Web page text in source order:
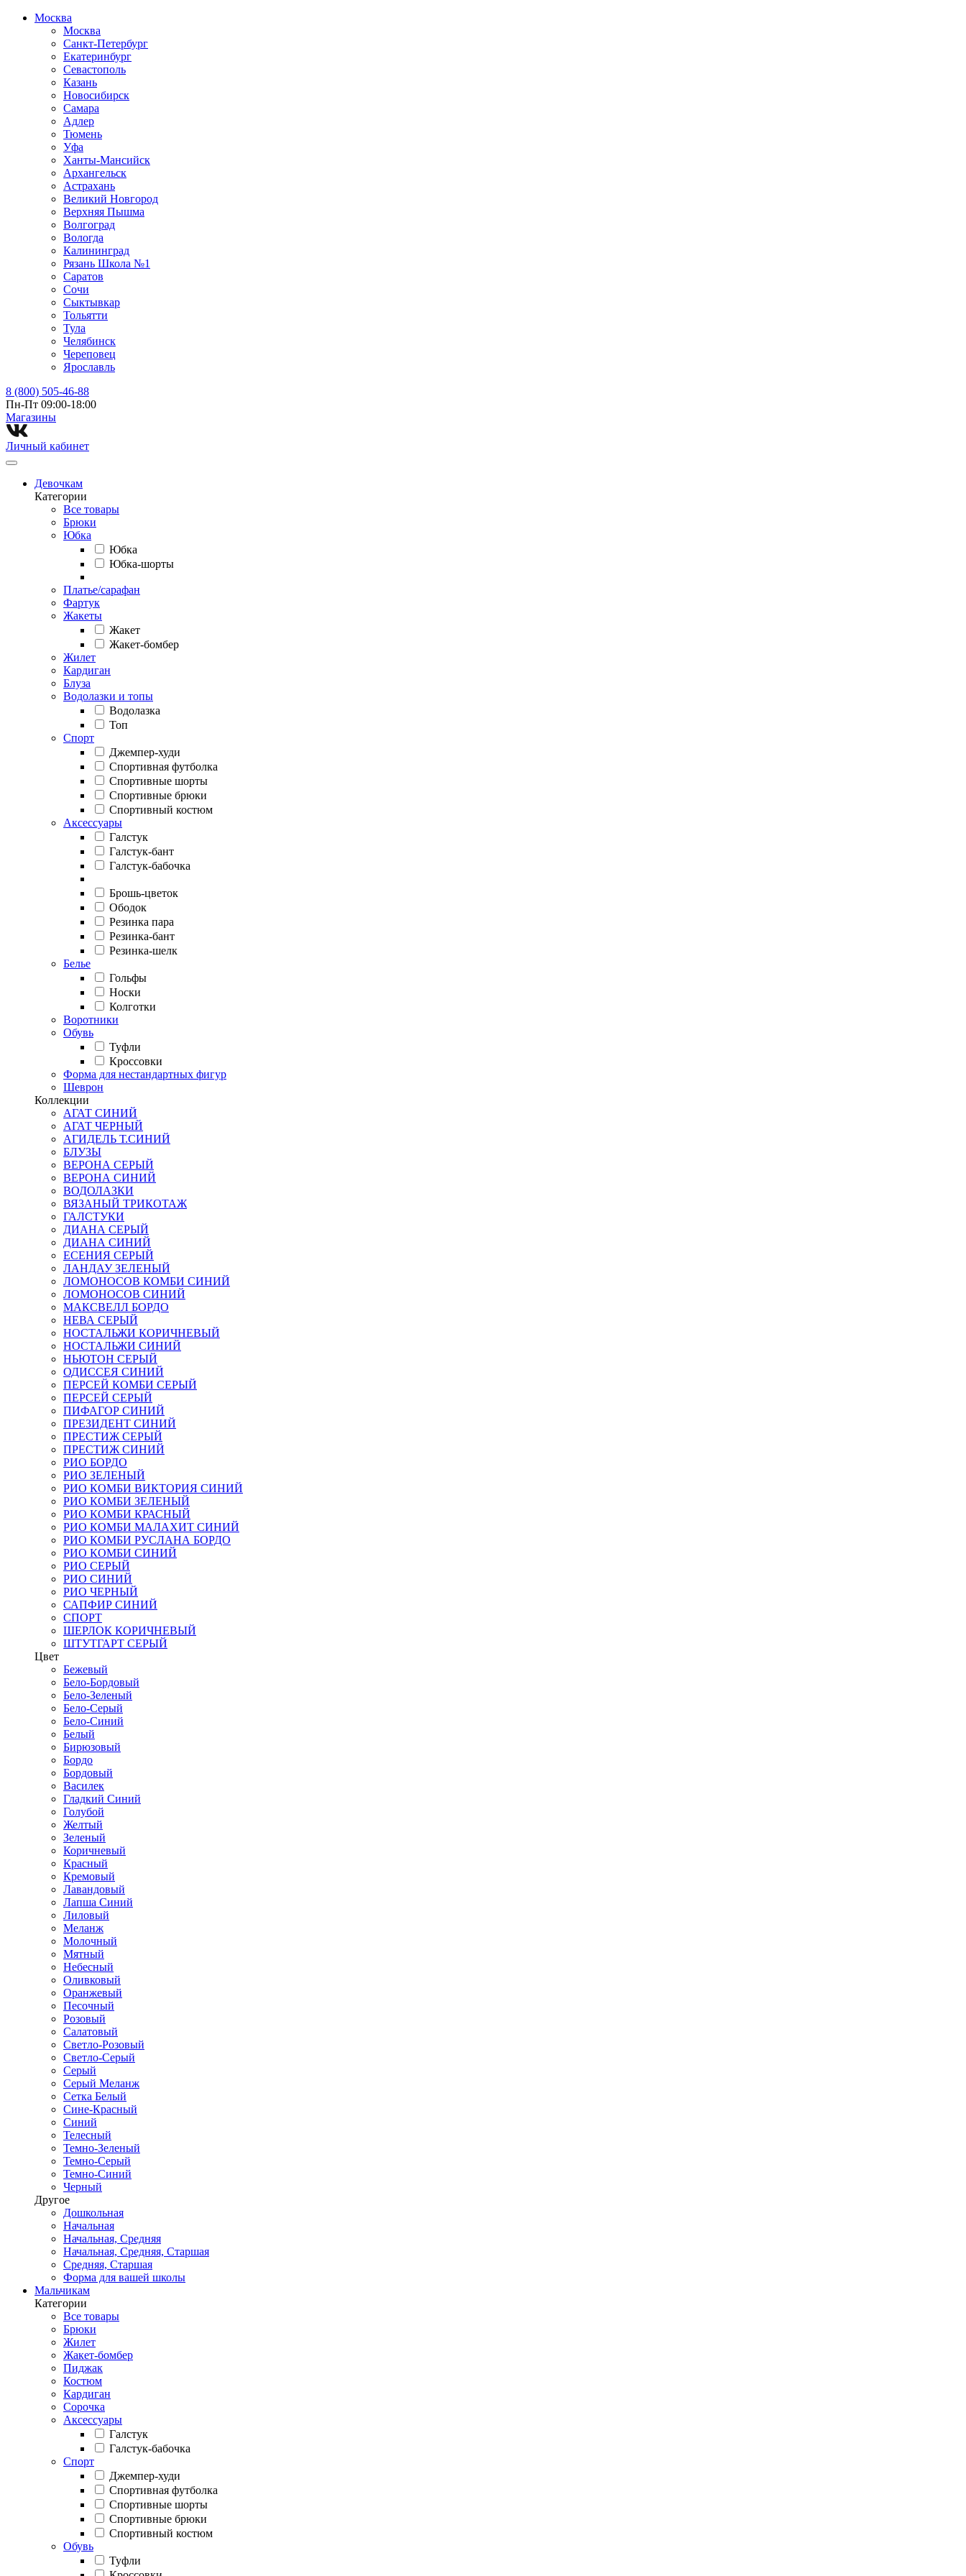
Москва
Москва
Санкт-Петербург
Екатеринбург
Севастополь
Казань
Новосибирск
Самара
Адлер
Тюмень
Уфа
Ханты-Мансийск
Архангельск
Астрахань
Великий Новгород
Верхняя Пышма
Волгоград
Вологда
Калининград
Рязань Школа №1
Саратов
Сочи
Сыктывкар
Тольятти
Тула
Челябинск
Череповец
Ярославль
8 (800) 505-46-88
Пн-Пт 09:00-18:00
Магазины⁠
Личный кабинет
Девочкам
Категории
Все товары
Брюки
Юбка
Юбка
Юбка-шорты
Платье/сарафан
Фартук
Жакеты
Жакет
Жакет-бомбер
Жилет
Кардиган
Блуза
Водолазки и топы
Водолазка
Топ
Спорт
Джемпер-худи
Спортивная футболка
Спортивные шорты
Спортивные брюки
Спортивный костюм
Аксессуары
Галстук
Галстук-бант
Галстук-бабочка
Брошь-цветок
Ободок
Резинка пара
Резинка-бант
Резинка-шелк
Белье
Гольфы
Носки
Колготки
Воротники
Обувь
Туфли
Кроссовки
Форма для нестандартных фигур
Шеврон
Коллекции
АГАТ СИНИЙ
АГАТ ЧЕРНЫЙ
АГИДЕЛЬ Т.СИНИЙ
БЛУЗЫ
ВЕРОНА СЕРЫЙ
ВЕРОНА СИНИЙ
ВОДОЛАЗКИ
ВЯЗАНЫЙ ТРИКОТАЖ
ГАЛСТУКИ
ДИАНА СЕРЫЙ
ДИАНА СИНИЙ
ЕСЕНИЯ СЕРЫЙ
ЛАНДАУ ЗЕЛЕНЫЙ
ЛОМОНОСОВ КОМБИ СИНИЙ
ЛОМОНОСОВ СИНИЙ
МАКСВЕЛЛ БОРДО
НЕВА СЕРЫЙ
НОСТАЛЬЖИ КОРИЧНЕВЫЙ
НОСТАЛЬЖИ СИНИЙ
НЬЮТОН СЕРЫЙ
ОДИССЕЯ СИНИЙ
ПЕРСЕЙ КОМБИ СЕРЫЙ
ПЕРСЕЙ СЕРЫЙ
ПИФАГОР СИНИЙ
ПРЕЗИДЕНТ СИНИЙ
ПРЕСТИЖ СЕРЫЙ
ПРЕСТИЖ СИНИЙ
РИО БОРДО
РИО ЗЕЛЕНЫЙ
РИО КОМБИ ВИКТОРИЯ СИНИЙ
РИО КОМБИ ЗЕЛЕНЫЙ
РИО КОМБИ КРАСНЫЙ
РИО КОМБИ МАЛАХИТ СИНИЙ
РИО КОМБИ РУСЛАНА БОРДО
РИО КОМБИ СИНИЙ
РИО СЕРЫЙ
РИО СИНИЙ
РИО ЧЕРНЫЙ
САПФИР СИНИЙ
СПОРТ
ШЕРЛОК КОРИЧНЕВЫЙ
ШТУТГАРТ СЕРЫЙ
Цвет
Бежевый
Бело-Бордовый
Бело-Зеленый
Бело-Серый
Бело-Синий
Белый
Бирюзовый
Бордо
Бордовый
Василек
Гладкий Синий
Голубой
Желтый
Зеленый
Коричневый
Красный
Кремовый
Лавандовый
Лапша Синий
Лиловый
Меланж
Молочный
Мятный
Небесный
Оливковый
Оранжевый
Песочный
Розовый
Салатовый
Светло-Розовый
Светло-Серый
Серый
Серый Меланж
Сетка Белый
Сине-Красный
Синий
Телесный
Темно-Зеленый
Темно-Серый
Темно-Синий
Черный
Другое
Дошкольная
Начальная
Начальная, Средняя
Начальная, Средняя, Старшая
Средняя, Старшая
Форма для вашей школы
Мальчикам
Категории
Все товары
Брюки
Жилет
Жакет-бомбер
Пиджак
Костюм
Кардиган
Сорочка
Аксессуары
Галстук
Галстук-бабочка
Спорт
Джемпер-худи
Спортивная футболка
Спортивные шорты
Спортивные брюки
Спортивный костюм
Обувь
Туфли